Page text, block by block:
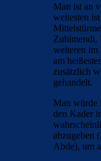
Man ist an
weitesten
Zubimendi,
weiteren im
am
zusätzlich
gehandelt.
Man würde
den Kader
abzugeben
Abde), um